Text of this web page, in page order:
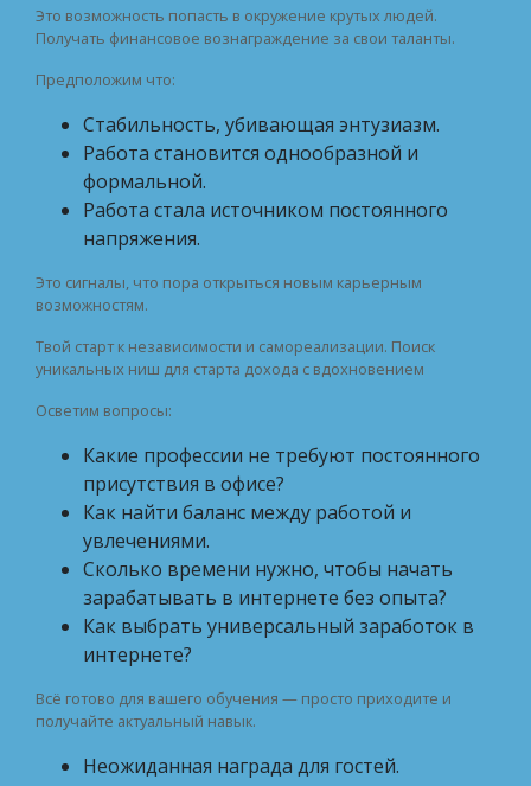
Это возможность попасть в окружение крутых людей.
Получать финансовое вознаграждение за свои таланты.
Предположим что:
Стабильность, убивающая энтузиазм.
Работа становится однообразной и
формальной.
Работа стала источником постоянного
напряжения.
Это сигналы, что пора открыться новым карьерным
возможностям.
Твой старт к независимости и самореализации. Поиск
уникальных ниш для старта дохода с вдохновением
Осветим вопросы:
Какие профессии не требуют постоянного
присутствия в офисе?
Как найти баланс между работой и
увлечениями.
Сколько времени нужно, чтобы начать
зарабатывать в интернете без опыта?
Как выбрать универсальный заработок в
интернете?
Всё готово для вашего обучения — просто приходите и
получайте актуальный навык.
Неожиданная награда для гостей.